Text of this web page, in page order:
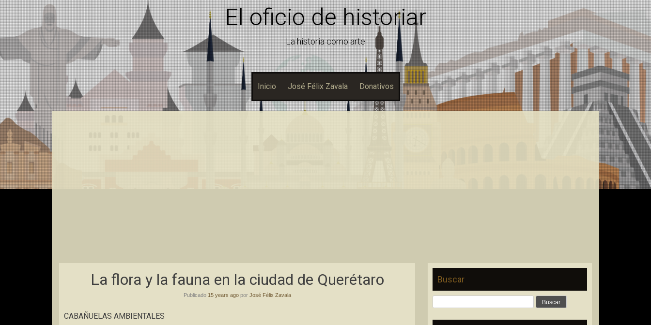
El oficio de historiar
La historia como arte
Inicio José Félix Zavala Donativos
La flora y la fauna en la ciudad de Querétaro
Publicado 15 years agopor José Félix Zavala
CABAÑUELAS AMBIENTALES
Buscar